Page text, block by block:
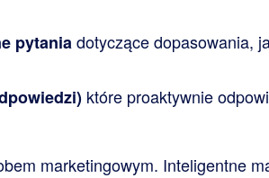
pytaniadotyczące dopasowania,
które proaktywnie
marketingowym. Inteligentne